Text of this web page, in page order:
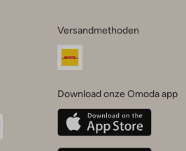
Versandmethoden
Download onze Omoda app